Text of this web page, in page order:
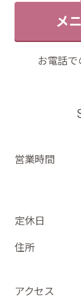
営業時間
定休日
住所
アクセス
メ
お電話